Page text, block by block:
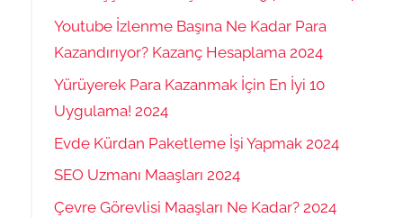
Youtube İzlenme Başına Ne Kadar Para
Kazandırıyor? Kazanç Hesaplama 2024
Yürüyerek Para Kazanmak İçin En İyi 10
Uygulama! 2024
Evde Kürdan Paketleme İşi Yapmak 2024
SEO Uzmanı Maaşları 2024
Çevre Görevlisi Maaşları Ne Kadar? 2024